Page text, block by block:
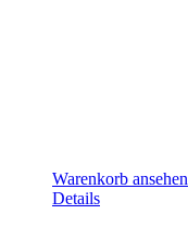
Warenkorb ansehen
Details